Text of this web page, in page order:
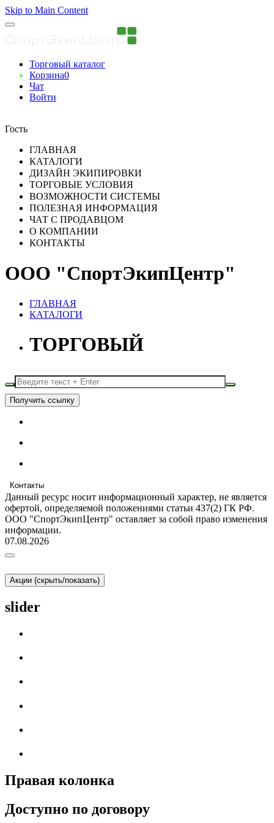
Skip to Main Content
Торговый каталог
Корзина0
Чат
Войти
Гость
ГЛАВНАЯ
КАТАЛОГИ
ДИЗАЙН ЭКИПИРОВКИ
ТОРГОВЫЕ УСЛОВИЯ
ВОЗМОЖНОСТИ СИСТЕМЫ
ПОЛЕЗНАЯ ИНФОРМАЦИЯ
ЧАТ С ПРОДАВЦОМ
О КОМПАНИИ
КОНТАКТЫ
ООО "СпортЭкипЦентр"
ГЛАВНАЯ
КАТАЛОГИ
ТОРГОВЫЙ
Получить ссылку
Контакты
Данный ресурс носит информационный характер, не является
офертой, определяемой положениями статьи 437(2) ГК РФ.
ООО "СпортЭкипЦентр" оставляет за собой право изменения
информации.
07.08.2026
Акции (скрыть/показать)
slider
Правая колонка
Доступно по договору